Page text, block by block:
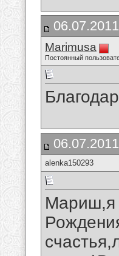
Marimusa
Постоянный
alenka150293
Мариш,я